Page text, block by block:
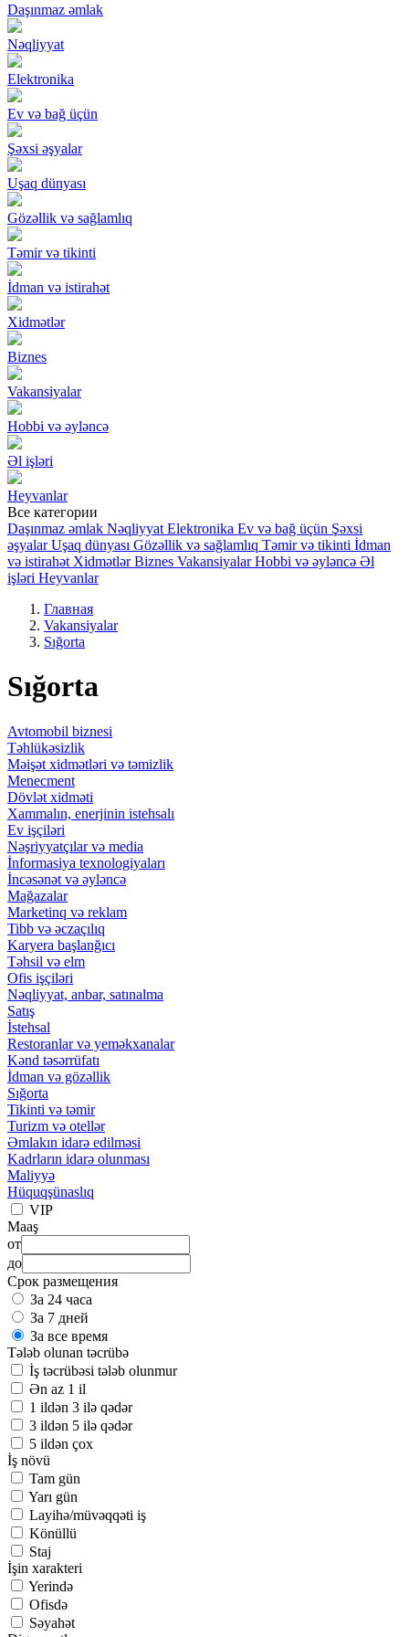
Daşınmaz əmlak
Nəqliyyat
Elektronika
Ev və bağ üçün
Şəxsi əşyalar
Uşaq dünyası
Gözəllik və sağlamlıq
Təmir və tikinti
İdman və istirahət
Xidmətlər
Biznes
Vakansiyalar
Hobbi və əyləncə
Əl işləri
Heyvanlar
Все категории
Daşınmaz əmlak Nəqliyyat Elektronika Ev və bağ üçün Şəxsi
əşyalar Uşaq dünyası Gözəllik və sağlamlıq Təmir və tikinti İdman
və istirahət Xidmətlər Biznes Vakansiyalar Hobbi və əyləncə Əl
işləri Heyvanlar
Главная
Vakansiyalar
Sığorta
Sığorta
Avtomobil biznesi
Təhlükəsizlik
Məişət xidmətləri və təmizlik
Menecment
Dövlət xidməti
Xammalın, enerjinin istehsalı
Ev işçiləri
Nəşriyyatçılar və media
İnformasiya texnologiyaları
İncəsənət və əyləncə
Mağazalar
Marketinq və reklam
Tibb və əczaçılıq
Karyera başlanğıcı
Təhsil və elm
Ofis işçiləri
Nəqliyyat, anbar, satınalma
Satış
İstehsal
Restoranlar və yeməkxanalar
Kənd təsərrüfatı
İdman və gözəllik
Sığorta
Tikinti və təmir
Turizm və otellər
Əmlakın idarə edilməsi
Kadrların idarə olunması
Maliyyə
Hüquqşünaslıq
VIP
Maaş
от
до
Срок размещения
За 24 часа
За 7 дней
За все время
Tələb olunan təcrübə
İş təcrübəsi tələb olunmur
Ən az 1 il
1 ildən 3 ilə qədər
3 ildən 5 ilə qədər
5 ildən çox
İş növü
Tam gün
Yarı gün
Layihə/müvəqqəti iş
Könüllü
Staj
İşin xarakteri
Yerində
Ofisdə
Səyahət